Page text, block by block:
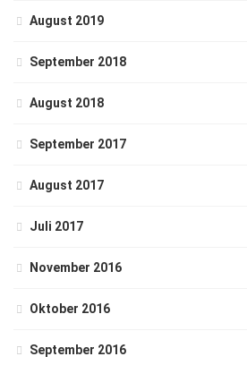
August 2019
September 2018
August 2018
September 2017
August 2017
Juli 2017
November 2016
Oktober 2016
September 2016